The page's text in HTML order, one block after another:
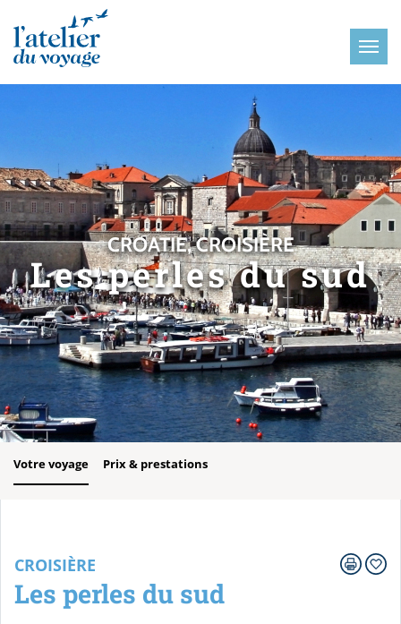
CROATIE, CROISIÈRE
Les perles du sud
Votre voyage Prix & prestations
CROISIÈRE
Les perles du sud
Panneau de gestion des cookies